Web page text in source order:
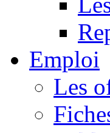
Emploi
Les